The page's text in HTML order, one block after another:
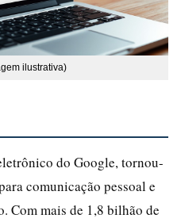
ilustrativa)
do Google, tornou-
comunicação pessoal e
Com mais de 1,8 bilhão de